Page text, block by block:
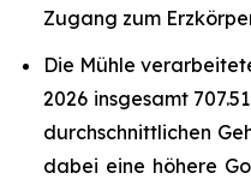
Zugang zum
Die Mühle
2026 insgesamt
durchschnittlichen
dabei eine höhere